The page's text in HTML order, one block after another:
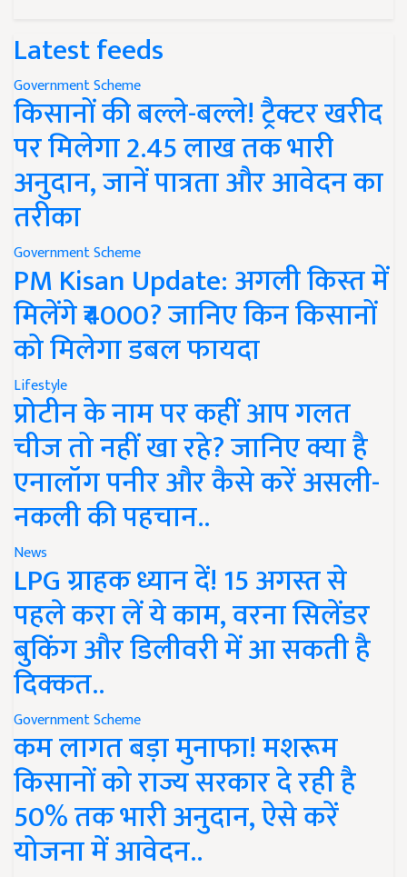
Latest feeds
Government Scheme
किसानों की बल्ले-बल्ले! ट्रैक्टर खरीद
पर मिलेगा 2.45 लाख तक भारी
अनुदान, जानें पात्रता और आवेदन का
तरीका
Government Scheme
PM Kisan Update: अगली किस्त में
मिलेंगे ₹4000? जानिए किन किसानों
को मिलेगा डबल फायदा
Lifestyle
प्रोटीन के नाम पर कहीं आप गलत
चीज तो नहीं खा रहे? जानिए क्या है
एनालॉग पनीर और कैसे करें असली-
नकली की पहचान..
News
LPG ग्राहक ध्यान दें! 15 अगस्त से
पहले करा लें ये काम, वरना सिलेंडर
बुकिंग और डिलीवरी में आ सकती है
दिक्कत..
Government Scheme
कम लागत बड़ा मुनाफा! मशरूम
किसानों को राज्य सरकार दे रही है
50% तक भारी अनुदान, ऐसे करें
योजना में आवेदन..